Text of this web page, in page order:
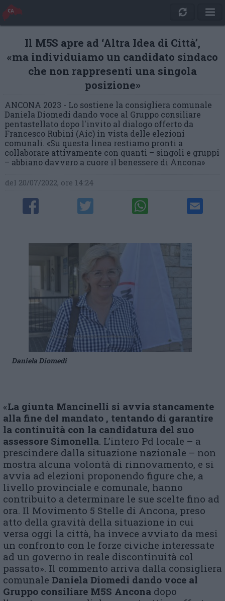
Il M5S apre ad ‘Altra Idea di Città’,
«ma individuiamo un candidato sindaco
che non rappresenti una singola
posizione»
ANCONA 2023 - Lo sostiene la consigliera comunale
Daniela Diomedi dando voce al Gruppo consiliare
pentastellato dopo l'invito al dialogo offerto da
Francesco Rubini (Aic) in vista delle elezioni
comunali. «Su questa linea restiamo pronti a
collaborare attivamente con quanti – singoli e gruppi
– abbiano davvero a cuore il benessere di Ancona»
del 20/07/2022, ore 14:24
Daniela Diomedi
«La giunta Mancinelli si avvia stancamente
alla fine del mandato , tentando di garantire
la continuità con la candidatura del suo
assessore Simonella. L’intero Pd locale – a
prescindere dalla situazione nazionale – non
mostra alcuna volontà di rinnovamento, e si
avvia ad elezioni proponendo figure che, a
livello provinciale e comunale, hanno
contribuito a determinare le sue scelte fino ad
ora. Il Movimento 5 Stelle di Ancona, preso
atto della gravità della situazione in cui
versa oggi la città, ha invece avviato da mesi
un confronto con le forze civiche interessate
ad un governo in reale discontinuità col
passato». Il commento arriva dalla consigliera
comunale Daniela Diomedi dando voce al
Gruppo consiliare M5S Ancona dopo